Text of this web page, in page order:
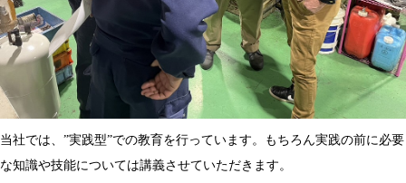
当社では、”実践型”での教育を行っています。もちろん実践の前に必要
な知識や技能については講義させていただきます。